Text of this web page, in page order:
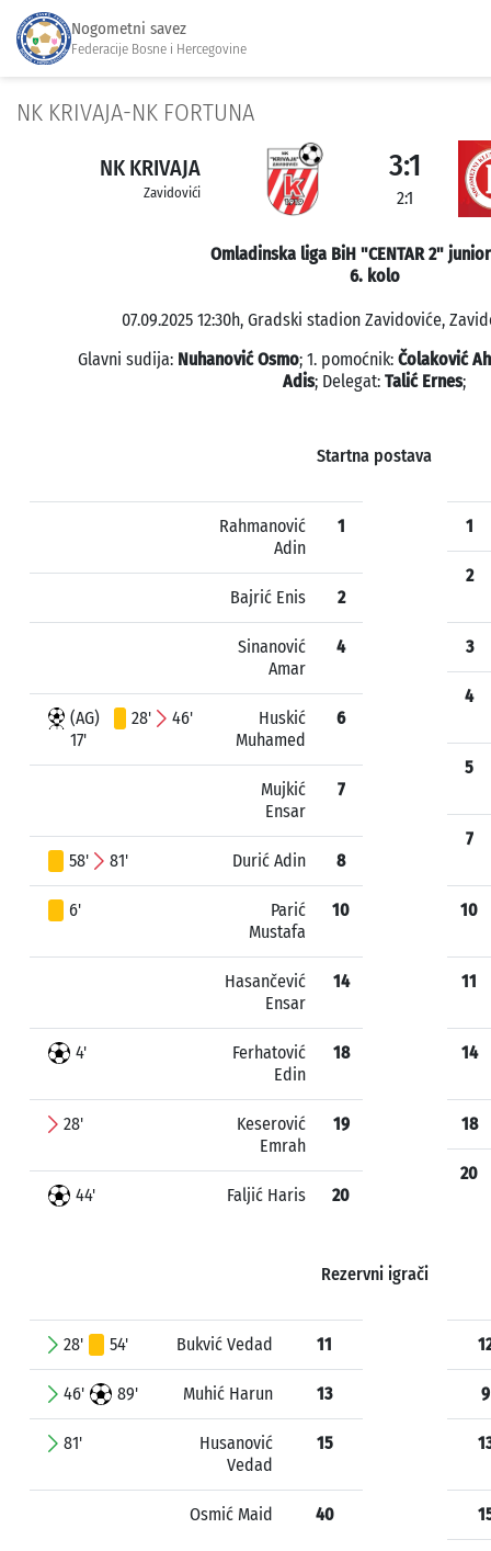
Nogometni savez
Federacije Bosne i Hercegovine
NK KRIVAJA-NK FORTUNA
NK KRIVAJA
Zavidovići
3:1
2:1
Omladinska liga BiH "CENTAR 2"
6. kolo
07.09.2025 12:30h, Gradski stadion Zavidoviće,
Glavni sudija: Nuhanović Osmo; 1. pomoćnik: Čolaković
Adis; Delegat: Talić Ernes;
Startna postava
Rahmanović
Adin
1
Bajrić Enis 2
Sinanović
Amar
4
(AG)
17'
28' 46'
Huskić
Muhamed
6
Mujkić
Ensar
7
58' 81' Durić Adin 8
6'
Parić
Mustafa
10
Hasančević
Ensar
14
4'
Ferhatović
Edin
18
28'
Keserović
Emrah
19
44' Faljić Haris 20
1
2
3
4
5
7
10
11
14
18
20
Rezervni igrači
28' 54' Bukvić Vedad 11
46' 89' Muhić Harun 13
81'
Husanović
Vedad
15
Osmić Maid 40
9